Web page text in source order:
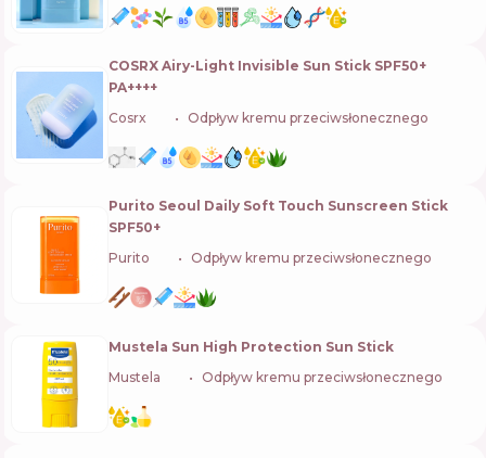
COSRX Airy-Light Invisible Sun Stick SPF50+
PA++++
Cosrx
Odpływ kremu przeciwsłonecznego
Purito Seoul Daily Soft Touch Sunscreen Stick
SPF50+
Purito
Odpływ kremu przeciwsłonecznego
Mustela Sun High Protection Sun Stick
Mustela
Odpływ kremu przeciwsłonecznego